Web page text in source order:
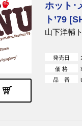
ホット･
ト’79
山下洋輔
発売日
価 格
品 番